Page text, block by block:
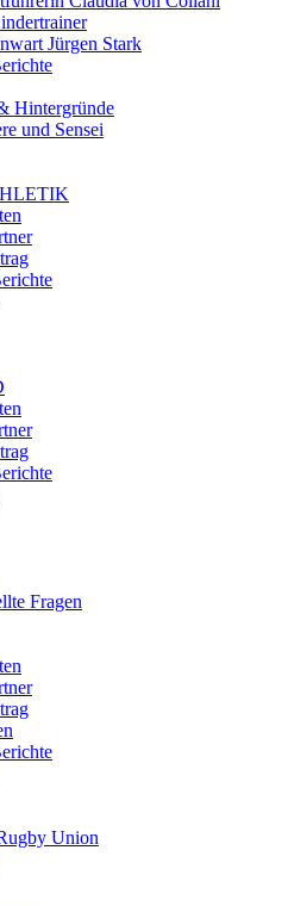
Jürgen Stark
Hintergründe
und Sensei
Fragen
Union